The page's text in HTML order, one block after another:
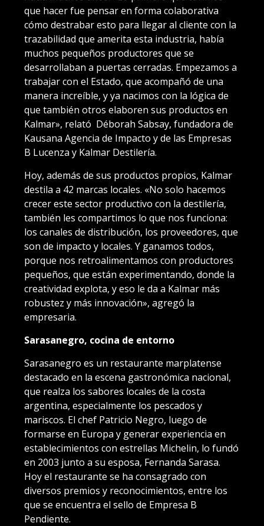
que hacer fue pensar en forma colaborativa
cómo destrabar esto para llegar al cliente con la
trazabilidad que amerita esta industria, había
muchos pequeños productores que se
desarrollaban a puertas cerradas. Empezamos a
trabajar con el Estado, que acompañó de una
manera increíble, y ya nacimos con la lógica de
que también otros elaboren sus productos en
Kalmar», relató Déborah Sabsay, fundadora de
Kausana Agencia de Impacto y de las Empresas
B Lucenza y Kalmar Destilería.
Hoy, además de sus productos propios, Kalmar
destila a 42 marcas locales. «No solo hacemos
crecer este sector productivo con la destilería,
también les compartimos lo que nos funciona:
los canales de distribución, los proveedores, que
son de impacto y locales. Y ganamos todos,
porque nos retroalimentamos con productores
pequeños, que están experimentando, donde la
creatividad explota, y eso le da a Kalmar más
robustez y más innovación», agregó la
empresaria.
Sarasanegro, cocina de entorno
Sarasanegro es un restaurante marplatense
destacado en la escena gastronómica nacional,
que realza los sabores locales de la costa
argentina, especialmente los pescados y
mariscos. El chef Patricio Negro, luego de
formarse en Europa y generar experiencia en
establecimientos con estrellas Michelin, lo fundó
en 2003 junto a su esposa, Fernanda Sarasa.
Hoy el restaurante se ha consagrado con
diversos premios y reconocimientos, entre los
que se encuentra el sello de Empresa B
Pendiente.